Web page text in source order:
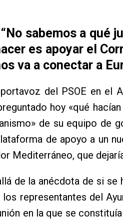
sabemos a qué
es apoyar el
va a conectar a
del PSOE en el
hoy «qué
de su equipo de
de apoyo a un
Mediterráneo, que
de la anécdota de si
los representantes del
en la que se